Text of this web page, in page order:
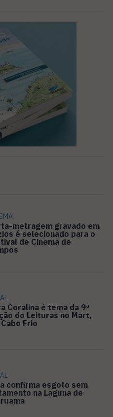
metragem gravado em
é selecionado para o
de Cinema de
Coralina é tema da 9ª
do Leituras no Mart,
Frio
confirma esgoto sem
na Laguna de